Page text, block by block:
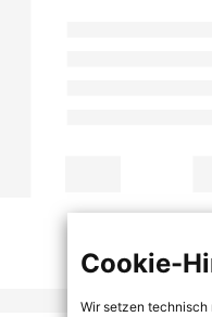
Cookie-
Wir setzen